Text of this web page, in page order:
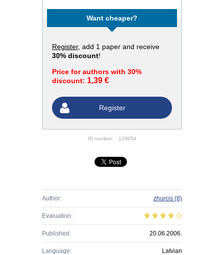
Want cheaper?
Register, add 1 paper and receive
30% discount!
Price for authors with 30%
discount: 1,39 €
Register
ID number: 129054
Author: zhurcis (8)
Evaluation:
Published: 20.06.2006.
Language: Latvian